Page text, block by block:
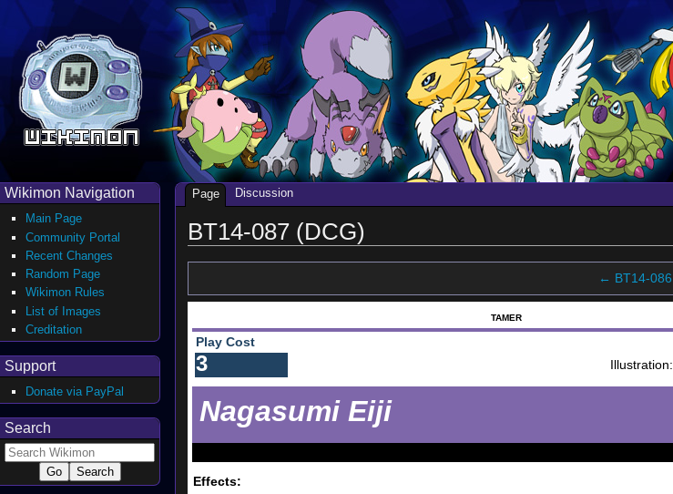
BT14-087 (DCG)
← BT14-086
TAMER
Play Cost
3 Illustration:
Nagasumi Eiji
Effects:
Page Discussion
Wikimon Navigation
Main Page
Community Portal
Recent Changes
Random Page
Wikimon Rules
List of Images
Creditation
Support
Donate via PayPal
Search